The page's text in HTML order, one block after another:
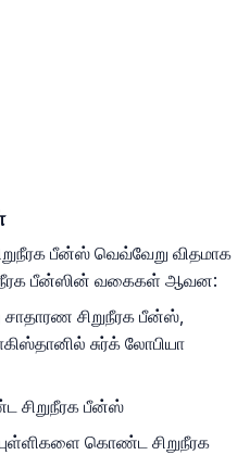
பீன்ஸ் வெவ்வேறு விதமாக
பீன்ஸின் வகைகள் ஆவன:
சாதாரண சிறுநீரக பீன்ஸ்,
சுர்க் லோபியா
சிறுநீரக பீன்ஸ்
புள்ளிகளை கொண்ட சிறுநீரக